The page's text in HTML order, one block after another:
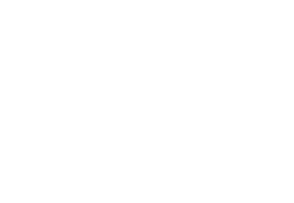
目阎礼的犯罪证据并
意，在屠刀落地的瞬间，灵魂跨越千年，附身到了与她
，高景波、徐邵梁、孙希光和黄鹰等人开始筹备建立冀南
划的“夏令营”完成复仇的受害者；临终前与遗憾和解的“无